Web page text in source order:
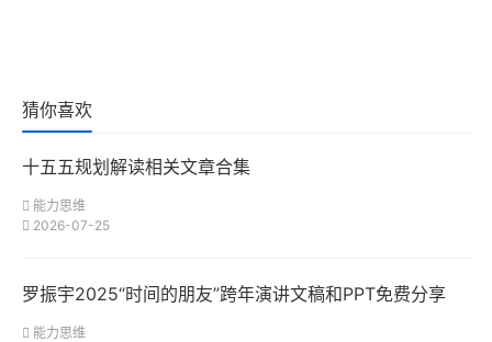
猜你喜欢
十五五规划解读相关文章合集
能力思维
2026-07-25
罗振宇2025“时间的朋友”跨年演讲文稿和PPT免费分享
能力思维